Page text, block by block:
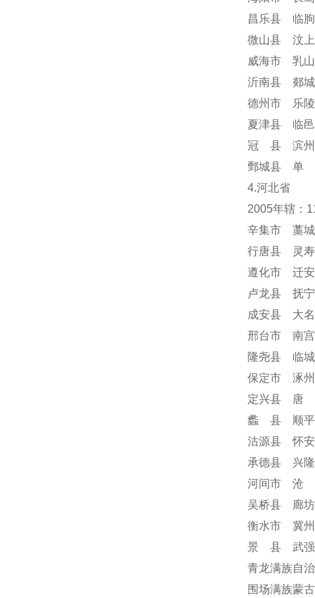
昌乐县 临
微山县 汶
威海市 乳
沂南县 郯
德州市 乐
夏津县 临
冠 县 滨州
鄄城县 单
4.河北省
2005年辖：
辛集市 藁
行唐县 灵
遵化市 迁
卢龙县 抚
成安县 大
邢台市 南
隆尧县 临
保定市 涿
定兴县 唐
蠡 县 顺
沽源县 怀
承德县 兴
河间市 沧
吴桥县 廊
衡水市 冀
景 县 武强
青龙满族自
围场满族蒙